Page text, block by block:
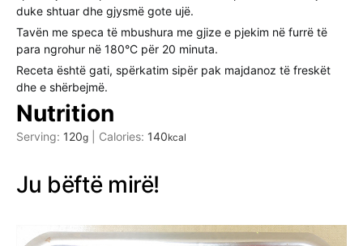
duke shtuar dhe gjysmë gote ujë.
Tavën me speca të mbushura me gjize e pjekim në furrë të
para ngrohur në 180°C për 20 minuta.
Receta është gati, spërkatim sipër pak majdanoz të freskët
dhe e shërbejmë.
Nutrition
Serving: 120g Calories: 140kcal
Ju bëftë mirë!